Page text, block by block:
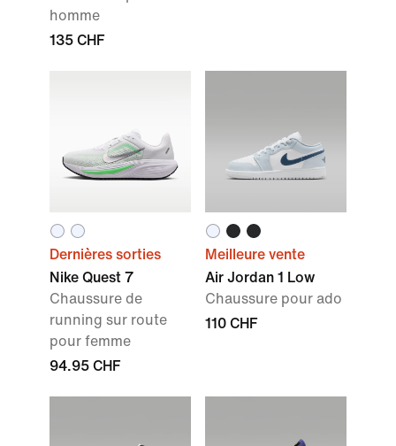
homme
135 CHF
Dernières sorties
Nike Quest 7
Chaussure de
running sur route
pour femme
94.95 CHF
Meilleure vente
Air Jordan 1 Low
Chaussure pour ado
110 CHF